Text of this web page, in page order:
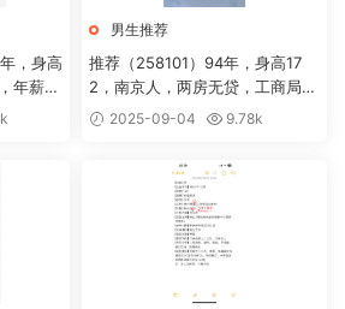
，身高
年薪3
男生推荐
推荐（258101）94年，身高17
2，南京人，两房无贷，工商局工
作 2025-09-04 9.78k